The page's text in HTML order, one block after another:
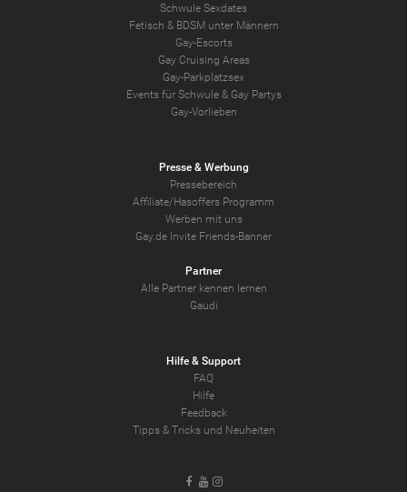
Schwule Sexdates
Fetisch & BDSM unter Männern
Gay-Escorts
Gay Cruising Areas
Gay-Parkplatzsex
Events für Schwule & Gay Partys
Gay-Vorlieben
Presse & Werbung
Pressebereich
Affiliate/Hasoffers Programm
Werben mit uns
Gay.de Invite Friends-Banner
Partner
Alle Partner kennen lernen
Gaudi
Hilfe & Support
FAQ
Hilfe
Feedback
Tipps & Tricks und Neuheiten
Facebook
YoutubeInstagram